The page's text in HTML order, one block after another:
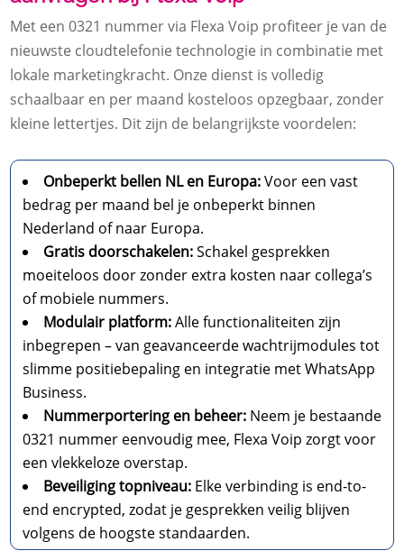
Met een 0321 nummer via Flexa Voip profiteer je van de
nieuwste cloudtelefonie technologie in combinatie met
lokale marketingkracht. Onze dienst is volledig
schaalbaar en per maand kosteloos opzegbaar, zonder
kleine lettertjes. Dit zijn de belangrijkste voordelen:
Onbeperkt bellen NL en Europa:Voor een vast
bedrag per maand bel je onbeperkt binnen
Nederland of naar Europa.
Gratis doorschakelen:Schakel gesprekken
moeiteloos door zonder extra kosten naar collega’s
of mobiele nummers.
Modulair platform:Alle functionaliteiten zijn
inbegrepen – van geavanceerde wachtrijmodules tot
slimme positiebepaling en integratie met WhatsApp
Business.
Nummerportering en beheer: Neem je bestaande
0321 nummer eenvoudig mee, Flexa Voip zorgt voor
een vlekkeloze overstap.
Beveiliging topniveau: Elke verbinding is end-to-
end encrypted, zodat je gesprekken veilig blijven
volgens de hoogste standaarden.